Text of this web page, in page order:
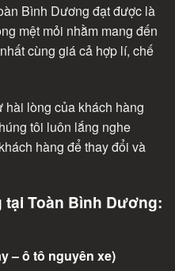
Bình Dương đạt được là
mệt mỏi nhằm mang đến
cùng giá cả hợp lí, chế
hài lòng của khách hàng
tôi luôn lắng nghe
hàng để thay đổi và
Toàn Bình Dương:
– ô tô nguyên xe)